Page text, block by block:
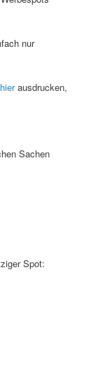
nur
ausdrucken,
Sachen
Spot: